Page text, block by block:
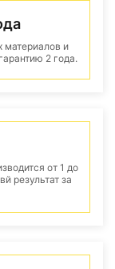
материалов и
2 года.
от 1 до
результат за